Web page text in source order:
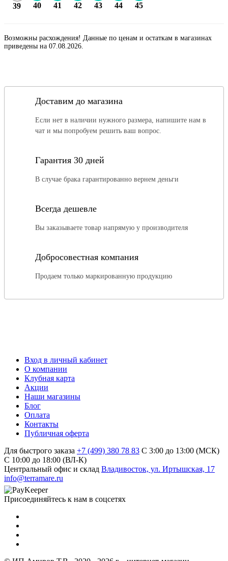
39 40 41 42 43 44 45
Возможны расхождения! Данные по ценам и остаткам в магазинах
приведены на 07.08.2026.
Доставим до магазина
Если нет в наличии нужного размера, напишите нам в
чат и мы попробуем решить ваш вопрос.
Гарантия 30 дней
В случае брака гарантированно вернем деньги
Всегда дешевле
Вы заказываете товар напрямую у производителя
Добросовестная компания
Продаем только маркированную продукцию
Вход в личный кабинет
О компании
Клубная карта
Акции
Наши магазины
Блог
Оплата
Контакты
Публичная оферта
Для быстрого заказа +7 (499) 380 78 83 С 3:00 до 13:00 (МСК)
C 10:00 до 18:00 (ВЛ-К)
Центральный офис и склад Владивосток, ул. Иртышская, 17
info@terramare.ru
Присоединяйтесь к нам в соцсетях